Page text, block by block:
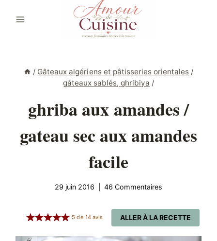
/ Gâteaux algériens et pâtisseries orientales /
gâteaux sablés, ghribiya /
ghriba aux amandes /
gateau sec aux amandes
facile
29 juin 2016 46 Commentaires
ALLER À LA RECETTE
5 de 14avis